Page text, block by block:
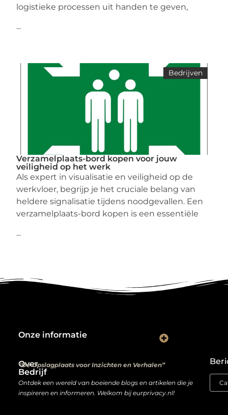
logistieke processen uit handen te geven,
...
Bedrijven
Verzamelplaats-bord kopen voor jouw
veiligheid op het werk
Als expert in visualisatie en veiligheid op de
werkvloer, begrijp je het cruciale belang van
heldere signalisatie tijdens noodgevallen. Een
verzamelplaats-bord kopen is een essentiële
...
Over
Bedrijf
“De Opslagplaats voor Inzichten en Verhalen”
Ontdek een wereld van boeiende blogs en artikelen die je
inspireren en informeren. Welkom bij eurprivacy.nl!
Onze informatie